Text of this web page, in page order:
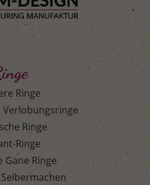
Ringe
Ringe
Ringe
Gane Ringe